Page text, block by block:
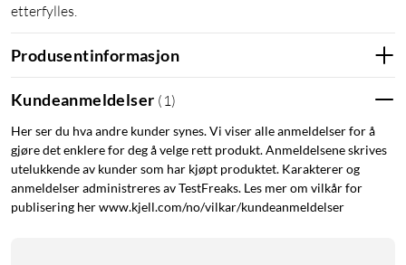
etterfylles.
Produsentinformasjon
Kundeanmeldelser ( 1 )
Her ser du hva andre kunder synes. Vi viser alle anmeldelser for å
gjøre det enklere for deg å velge rett produkt. Anmeldelsene skrives
utelukkende av kunder som har kjøpt produktet. Karakterer og
anmeldelser administreres av TestFreaks. Les mer om vilkår for
publisering her www.kjell.com/no/vilkar/kundeanmeldelser